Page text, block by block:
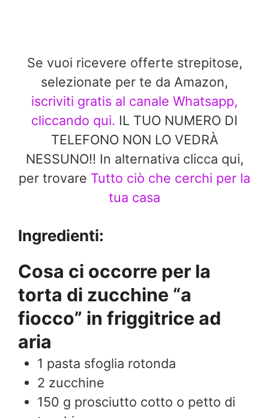
Se vuoi ricevere offerte strepitose,
selezionate per te da Amazon,
iscriviti gratis al canale Whatsapp,
cliccando qui. IL TUO NUMERO DI
TELEFONO NON LO VEDRÀ
NESSUNO!! In alternativa clicca qui,
per trovare Tutto ciò che cerchi per la
tua casa
Ingredienti:
Cosa ci occorre per la
torta di zucchine “a
fiocco” in friggitrice ad
aria
1 pasta sfoglia rotonda
2 zucchine
150 g prosciutto cotto o petto di